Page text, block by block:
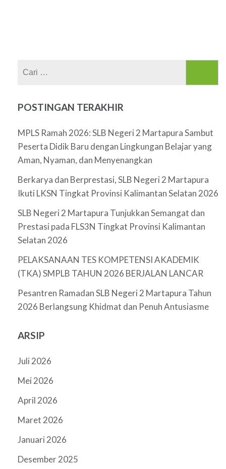
POSTINGAN TERAKHIR
MPLS Ramah 2026: SLB Negeri 2 Martapura Sambut
Peserta Didik Baru dengan Lingkungan Belajar yang
Aman, Nyaman, dan Menyenangkan
Berkarya dan Berprestasi, SLB Negeri 2 Martapura
Ikuti LKSN Tingkat Provinsi Kalimantan Selatan 2026
SLB Negeri 2 Martapura Tunjukkan Semangat dan
Prestasi pada FLS3N Tingkat Provinsi Kalimantan
Selatan 2026
PELAKSANAAN TES KOMPETENSI AKADEMIK
(TKA) SMPLB TAHUN 2026 BERJALAN LANCAR
Pesantren Ramadan SLB Negeri 2 Martapura Tahun
2026 Berlangsung Khidmat dan Penuh Antusiasme
ARSIP
Juli 2026
Mei 2026
April 2026
Maret 2026
Januari 2026
Desember 2025